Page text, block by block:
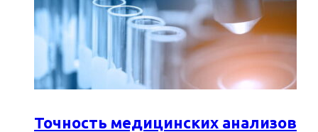
Точность медицинских анализов